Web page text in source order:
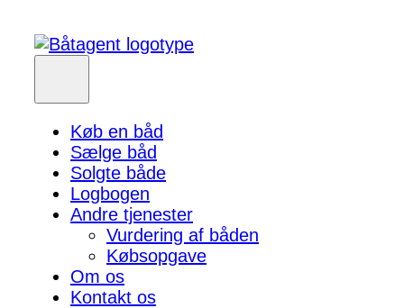
Køb en båd
Sælge båd
Solgte både
Logbogen
Andre tjenester
Vurdering af båden
Købsopgave
Om os
Kontakt os